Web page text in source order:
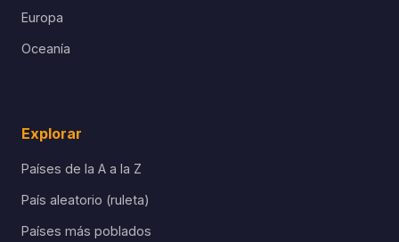
Europa
Oceanía
Explorar
Países de la A a la Z
País aleatorio (ruleta)
Países más poblados